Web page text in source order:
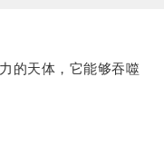
天体，它能够吞噬